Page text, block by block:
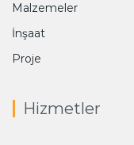
Malzemeler
İnşaat
Proje
Hizmetler